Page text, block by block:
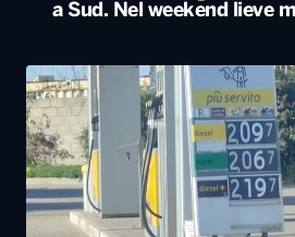
Il Consiglio dei ministri
delle accise sul gasolio:
al litro fino al 25 agosto